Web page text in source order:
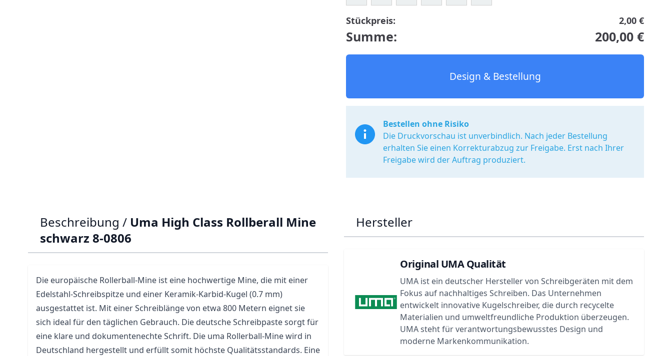
Stückpreis: 2,00 €
Summe: 200,00 €
Design & Bestellung
Bestellen ohne Risiko
Die Druckvorschau ist unverbindlich. Nach jeder Bestellung
erhalten Sie einen Korrekturabzug zur Freigabe. Erst nach Ihrer
Freigabe wird der Auftrag produziert.
Beschreibung / Uma High Class Rollberall Mine
schwarz 8-0806
Die europäische Rollerball-Mine ist eine hochwertige Mine, die mit einer
Edelstahl-Schreibspitze und einer Keramik-Karbid-Kugel (0.7 mm)
ausgestattet ist. Mit einer Schreiblänge von etwa 800 Metern eignet sie
sich ideal für den täglichen Gebrauch. Die deutsche Schreibpaste sorgt für
eine klare und dokumentenechte Schrift. Die uma Rollerball-Mine wird in
Deutschland hergestellt und erfüllt somit höchste Qualitätsstandards. Eine
Hersteller
Original UMA Qualität
UMA ist ein deutscher Hersteller von Schreibgeräten mit dem
Fokus auf nachhaltiges Schreiben. Das Unternehmen
entwickelt innovative Kugelschreiber, die durch recycelte
Materialien und umweltfreundliche Produktion überzeugen.
UMA steht für verantwortungsbewusstes Design und
moderne Markenkommunikation.